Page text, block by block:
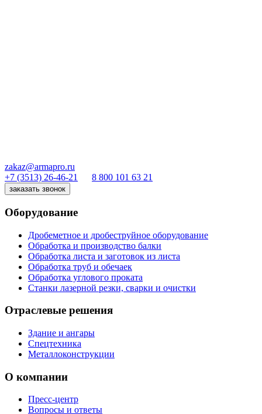
zakaz@armapro.ru
+7 (3513) 26-46-21
8 800 101 63 21
заказать звонок
Оборудование
Дробеметное и дробеструйное оборудование
Обработка и производство балки
Обработка листа и заготовок из листа
Обработка труб и обечаек
Обработка углового проката
Станки лазерной резки, сварки и очистки
Отраслевые решения
Здание и ангары
Спецтехника
Металлоконструкции
О компании
Пресс-центр
Вопросы и ответы